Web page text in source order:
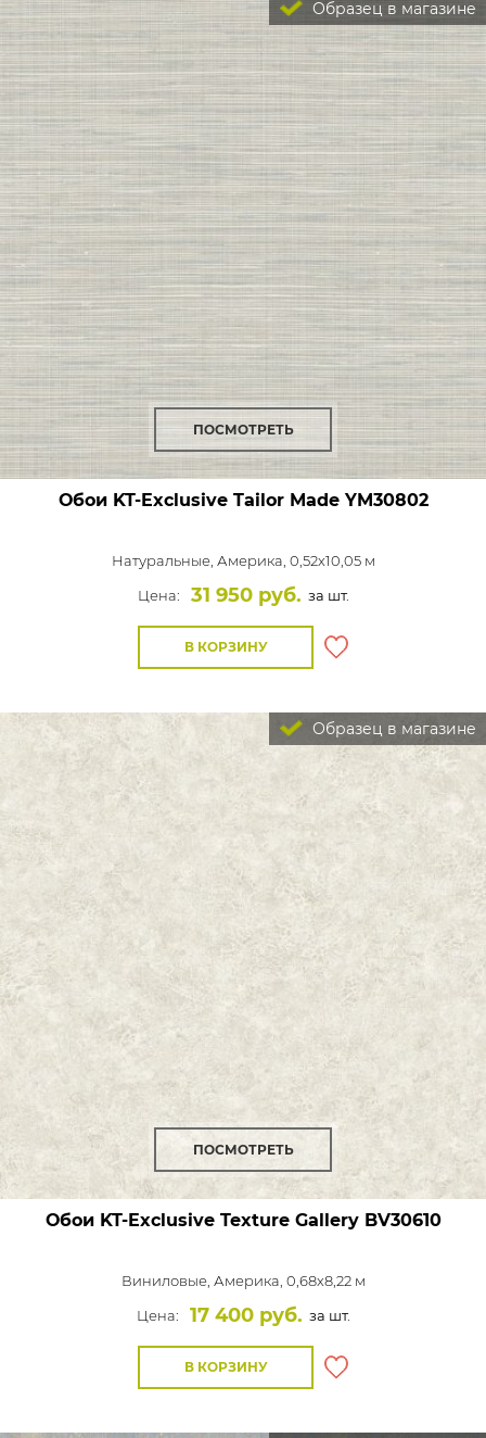
Образец в магазине
ПОСМОТРЕТЬ
Обои KT-Exclusive Tailor MadeYM30802
Натуральные, Америка, 0,52x10,05 м
Цена:
31 950 руб. за шт.
В КОРЗИНУ
Образец в магазине
ПОСМОТРЕТЬ
Обои KT-Exclusive Texture GalleryBV30610
Виниловые, Америка, 0,68x8,22 м
Цена:
17 400 руб. за шт.
В КОРЗИНУ